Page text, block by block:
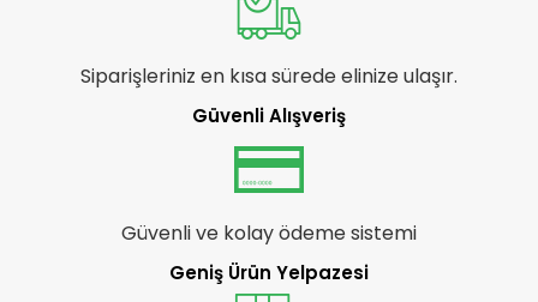
Siparişleriniz en kısa sürede elinize ulaşır.
Güvenli Alışveriş
Güvenli ve kolay ödeme sistemi
Geniş Ürün Yelpazesi